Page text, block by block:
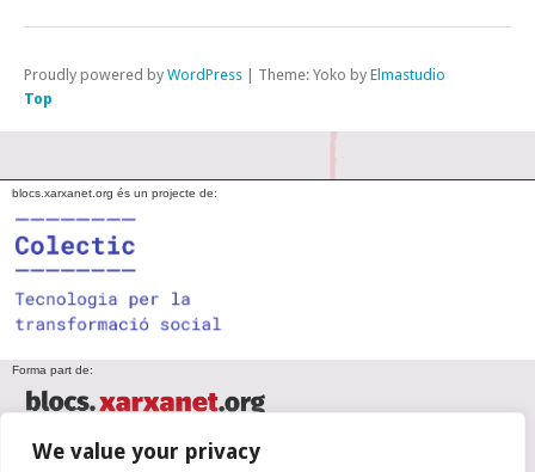
We value your privacy
Proudly powered by WordPress | Theme: Yoko by Elmastudio
Top
blocs.xarxanet.org és un projecte de:
Forma part de: